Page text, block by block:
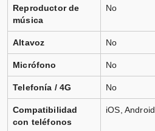
Reproductor de
música
No
Altavoz No
Micrófono No
Telefonía / 4G No
Compatibilidad
con teléfonos
iOS, Android